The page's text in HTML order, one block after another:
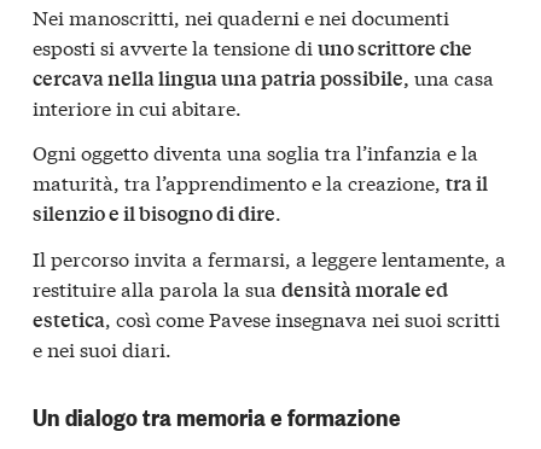
Nei manoscritti, nei quaderni e nei documenti
esposti si avverte la tensione di uno scrittore che
cercava nella lingua una patria possibile, una casa
interiore in cui abitare.
Ogni oggetto diventa una soglia tra l’infanzia e la
maturità, tra l’apprendimento e la creazione, tra il
silenzio e il bisogno di dire.
Il percorso invita a fermarsi, a leggere lentamente, a
restituire alla parola la sua densità morale ed
estetica, così come Pavese insegnava nei suoi scritti
e nei suoi diari.
Un dialogo tra memoria e formazione